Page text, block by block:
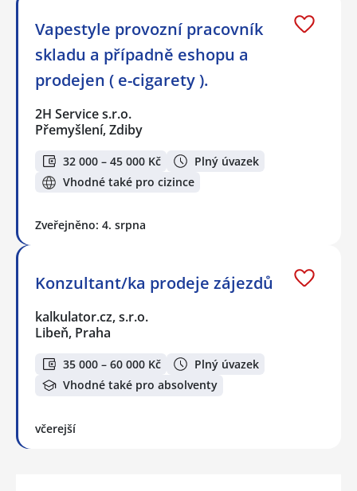
Vapestyle provozní pracovník
skladu a případně eshopu a
prodejen ( e-cigarety ).
2H Service s.r.o.
Přemyšlení, Zdiby
32 000 – 45 000 Kč
Plný úvazek
Vhodné také pro cizince
Zveřejněno: 4. srpna
Konzultant/ka prodeje zájezdů
kalkulator.cz, s.r.o.
Libeň, Praha
35 000 – 60 000 Kč
Plný úvazek
Vhodné také pro absolventy
včerejší